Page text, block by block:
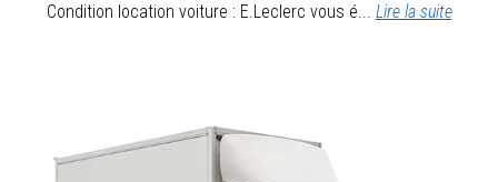
Condition location voiture : E.Leclerc vous é... Lire la suite